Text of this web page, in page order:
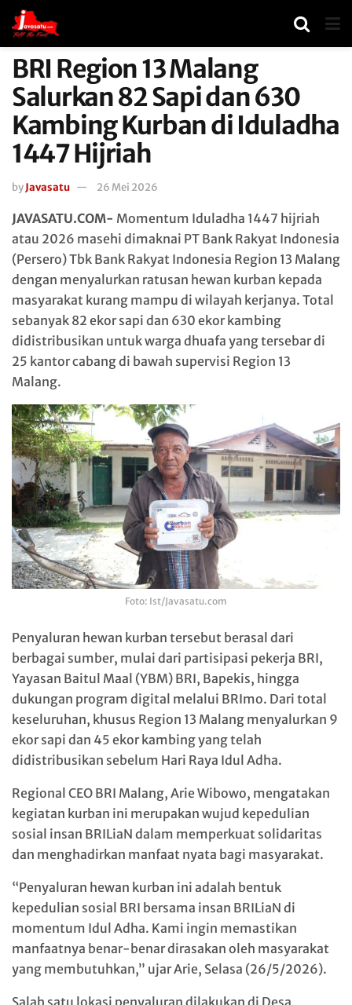
BRI Region 13 Malang
Salurkan 82 Sapi dan 630
Kambing Kurban di Iduladha
1447 Hijriah
byJavasatu 26 Mei 2026
JAVASATU.COM- Momentum Iduladha 1447 hijriah
atau 2026 masehi dimaknai PT Bank Rakyat Indonesia
(Persero) Tbk Bank Rakyat Indonesia Region 13 Malang
dengan menyalurkan ratusan hewan kurban kepada
masyarakat kurang mampu di wilayah kerjanya. Total
sebanyak 82 ekor sapi dan 630 ekor kambing
didistribusikan untuk warga dhuafa yang tersebar di
25 kantor cabang di bawah supervisi Region 13
Malang.
Foto: Ist/Javasatu.com
Penyaluran hewan kurban tersebut berasal dari
berbagai sumber, mulai dari partisipasi pekerja BRI,
Yayasan Baitul Maal (YBM) BRI, Bapekis, hingga
dukungan program digital melalui BRImo. Dari total
keseluruhan, khusus Region 13 Malang menyalurkan 9
ekor sapi dan 45 ekor kambing yang telah
didistribusikan sebelum Hari Raya Idul Adha.
Regional CEO BRI Malang, Arie Wibowo, mengatakan
kegiatan kurban ini merupakan wujud kepedulian
sosial insan BRILiaN dalam memperkuat solidaritas
dan menghadirkan manfaat nyata bagi masyarakat.
“Penyaluran hewan kurban ini adalah bentuk
kepedulian sosial BRI bersama insan BRILiaN di
momentum Idul Adha. Kami ingin memastikan
manfaatnya benar-benar dirasakan oleh masyarakat
yang membutuhkan,” ujar Arie, Selasa (26/5/2026).